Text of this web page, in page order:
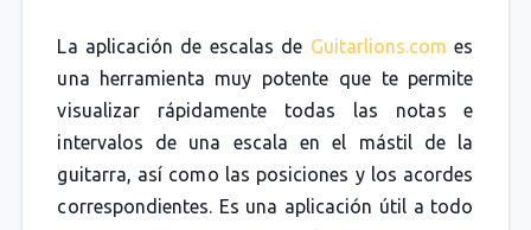
La aplicación de escalas de Guitarlions.com es
una herramienta muy potente que te permite
visualizar rápidamente todas las notas e
intervalos de una escala en el mástil de la
guitarra, así como las posiciones y los acordes
correspondientes. Es una aplicación útil a todo